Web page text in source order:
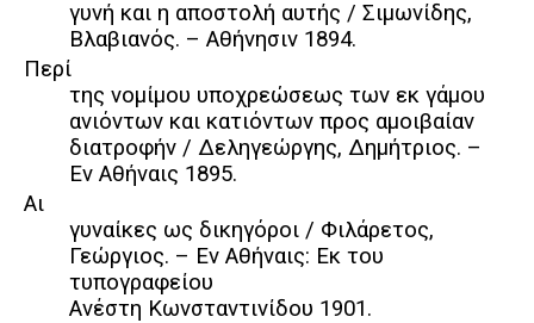
γυνή και η αποστολή αυτής / Σιμωνίδης,
Βλαβιανός. – Αθήνησιν 1894.
Περί
της νομίμου υποχρεώσεως των εκ γάμου
ανιόντων και κατιόντων προς αμοιβαίαν
διατροφήν / Δεληγεώργης, Δημήτριος. –
Εν Αθήναις 1895.
Αι
γυναίκες ως δικηγόροι / Φιλάρετος,
Γεώργιος. – Εν Αθήναις: Εκ του
τυπογραφείου
Ανέστη Κωνσταντινίδου 1901.